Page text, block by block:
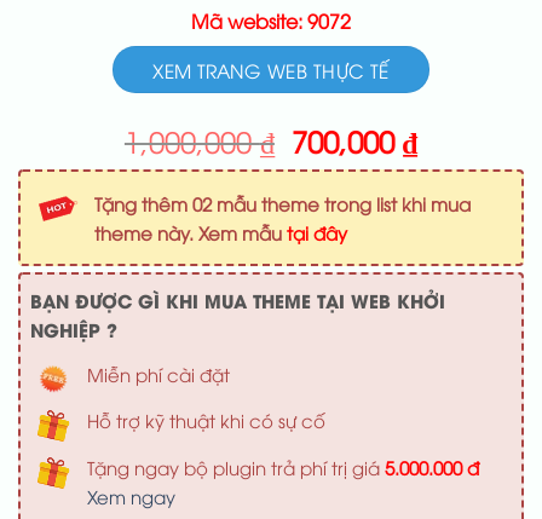
Mã website: 9072
XEM TRANG WEB THỰC TẾ
1,000,000₫ Giá
gốc
là:
1,000,000 ₫.
700,000₫Giá
hiện
tại
700,000
Tặng thêm 02 mẫu theme trong list khi mua
theme này. Xem mẫu tại đây
BẠN ĐƯỢC GÌ KHI MUA THEME TẠI WEB KHỞI
NGHIỆP ?
Miễn phí cài đặt
Hỗ trợ kỹ thuật khi có sự cố
Tặng ngay bộ plugin trả phí trị giá 5.000.000 đ
Xem ngay